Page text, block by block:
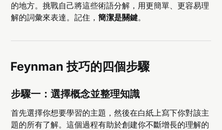
的地方。挑戰自己將這些術語分解，用更簡單、更容易理
解的詞彙來表達。記住，簡潔是關鍵。
Feynman 技巧的四個步驟
步驟一：選擇概念並整理知識
首先選擇你想要學習的主題，然後在白紙上寫下你對該主
題的所有了解。這個過程有助於創建你不斷增長的理解的